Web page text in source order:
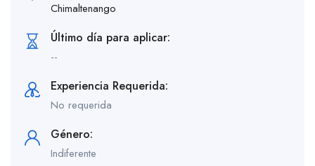
Chimaltenango
Último día para aplicar:
--
Experiencia Requerida:
No requerida
Género:
Indiferente